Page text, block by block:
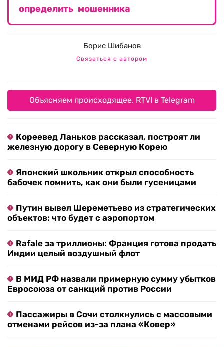
определить мошенника
Борис Шибанов
Связаться с автором
Объясняем происходящее. RTVI в Telegram
Кореевед Ланьков рассказал, построят ли
железную дорогу в Северную Корею
Японский школьник открыл способность
бабочек помнить, как они были гусеницами
Путин вывел Шереметьево из стратегических
объектов: что будет с аэропортом
Rafale за триллионы: Франция готова продать
Индии целый воздушный флот
В МИД РФ назвали примерную сумму убытков
Евросоюза от санкций против России
Пассажиры в Сочи столкнулись с массовыми
отменами рейсов из-за плана «Ковер»